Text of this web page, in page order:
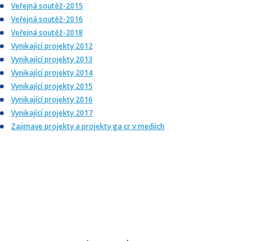
Veřejná soutěž-2015
Veřejná soutěž-2016
Veřejná soutěž-2018
Vynikající projekty 2012
Vynikající projekty 2013
Vynikající projekty 2014
Vynikající projekty 2015
Vynikající projekty 2016
Vynikající projekty 2017
Zajimave projekty a projekty ga cr v mediich